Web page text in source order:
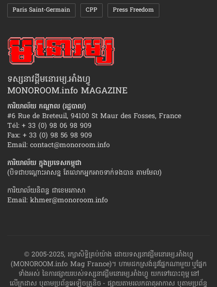
Paris Saint-Germain CPP Press Freedom
ទស្សនាវដ្ដីមនោរម្យ.អាំងហ្វូ
MONOROOM.info MAGAZINE
ការិយាល័យ កណ្ដាល (រដ្ឋបាល)
#6 Rue de Breteuil, 94100 St Maur des Fosses, France
Tél: + 33 (0) 98 06 98 909
Fax: + 33 (0) 98 56 98 909
Email: contact@monoroom.info
ការិយាល័យ ក្នុង​ប្រទេស​កម្ពុជា
(បិទជាបណ្ដោះអាសន្ន តែលោកអ្នកអាចទាក់ទងបាន តាមមែល)
ការិយាល័យនិពន្ធ ជាខេមរភាសា
Email: khmer@monoroom.info
© 2005-2025, រក្សាសិទ្ធិគ្រប់យ៉ាង ដោយទស្សនាវដ្ដី​មនោរម្យ.អាំងហ្វូ
(MONOROOM.info Mag France)។ ហាម​ដក​ស្រង់​នូវ​ផ្នែក​ណា​មួយ​ ឬ​ផ្នែក​
ទាំង​អស់ ​នៃ​ការ​ផ្សាយ​របស់​ទស្សនាវដ្ដី​​មនោរម្យ.អាំងហ្វូ យក​ទៅ​​បោះពុម្ព នៅ
លើក្រដាស ឬតាម​ប្រព័ន្ធ​អេឡិច​ត្រូនិច - ផ្សាយ​តាម​រលក​ធាតុអាកាស ឬតាមប្រព័ន្ធ